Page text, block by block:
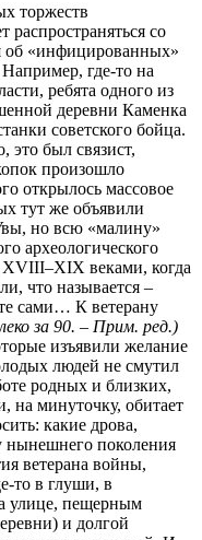
торжеств
распространяться со
об «инфицированных»
где-то на
ребята одного из
деревни Каменка
советского бойца.
это был связист,
произошло
открылось массовое
тут же объявили
но всю «малину»
археологического
XVIII–XIX веками, когда
что называется –
сами… К ветерану
за 90. – Прим. ред.)
изъявили желание
людей не смутил
родных и близких,
на минуточку, обитает
какие дрова,
нынешнего поколения
ветерана войны,
то в глуши, в
улице, пещерным
и долгой